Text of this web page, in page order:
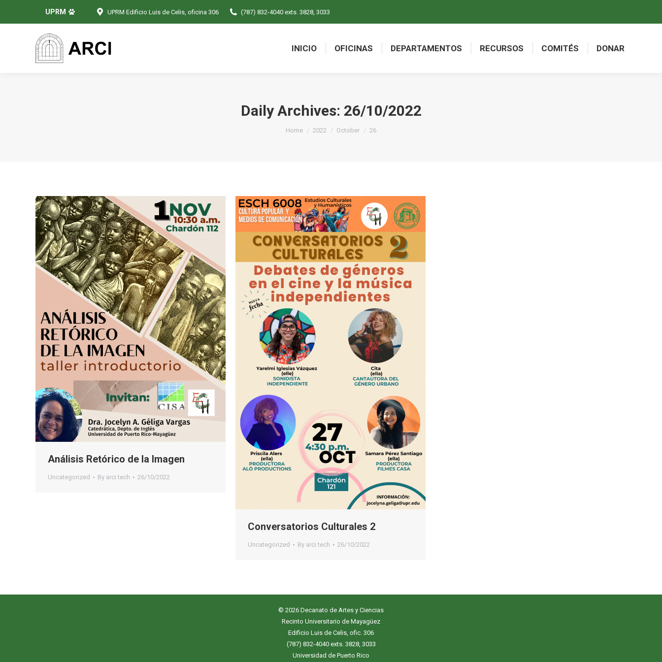
UPRM UPRM Edificio Luis de Celis, oficina 306 (787) 832-4040 exts. 3828, 3033
INICIO OFICINAS DEPARTAMENTOS RECURSOS COMITÉS DONAR
Daily Archives: 26/10/2022
You are here:
Home 2022 October 26
Análisis Retórico de la Imagen
Uncategorized By arci tech 26/10/2022
Conversatorios Culturales 2
Uncategorized By arci tech 26/10/2022
© 2026 Decanato de Artes y Ciencias
Recinto Universitario de Mayagüez
Edificio Luis de Celis, ofic. 306
(787) 832-4040 exts. 3828, 3033
Universidad de Puerto Rico
INICIO